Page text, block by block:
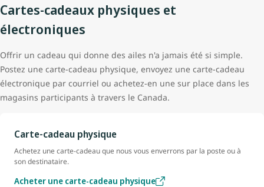
Cartes-cadeaux physiques et
électroniques
Offrir un cadeau qui donne des ailes n'a jamais été si simple.
Postez une carte-cadeau physique, envoyez une carte-cadeau
électronique par courriel ou achetez-en une sur place dans les
magasins participants à travers le Canada.
Carte-cadeau physique
Achetez une carte-cadeau que nous vous enverrons par la poste ou à
son destinataire.
Acheter une carte-cadeau physique